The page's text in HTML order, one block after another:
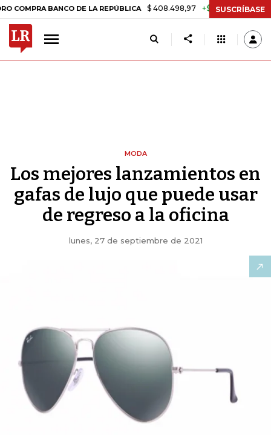
BANCO DE LA REPÚBLICA $ 408.498,97 +$ 8.753,81 +2,19% TASA
SUSCRÍBASE
MODA
Los mejores lanzamientos en
gafas de lujo que puede usar
de regreso a la oficina
lunes, 27 de septiembre de 2021